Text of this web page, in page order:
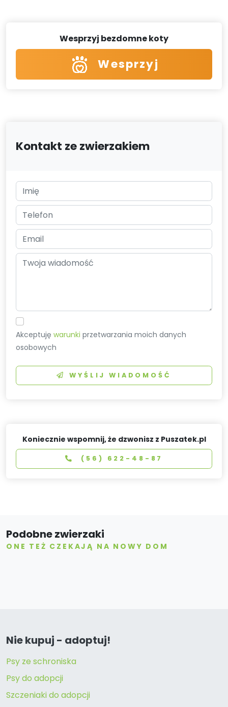
Wesprzyj bezdomne koty
Wesprzyj
Kontakt ze zwierzakiem
Akceptujęwarunki przetwarzania moich danych
osobowych
WYŚLIJ WIADOMOŚĆ
Koniecznie wspomnij, że dzwonisz z Puszatek.pl
(56) 622-48-87
Podobne zwierzaki
ONE TEŻ CZEKAJĄ NA NOWY DOM
Nie kupuj - adoptuj!
Psy ze schroniska
Psy do adopcji
Szczeniaki do adopcji